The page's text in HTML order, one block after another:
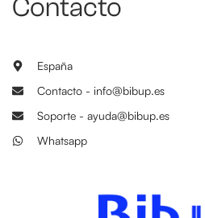
Contacto
España
Contacto - info@bibup.es
Soporte - ayuda@bibup.es
Whatsapp